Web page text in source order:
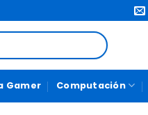
Gamer Computación